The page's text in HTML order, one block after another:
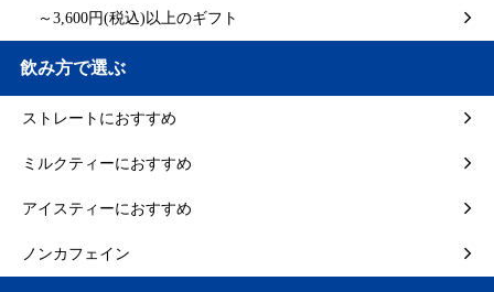
～3,600円(税込)以上のギフト
飲み方で選ぶ
ストレートにおすすめ
ミルクティーにおすすめ
アイスティーにおすすめ
ノンカフェイン